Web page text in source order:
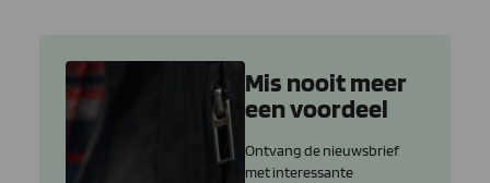
Mis nooit meer
een voordeel
Ontvang de nieuwsbrief
met interessante